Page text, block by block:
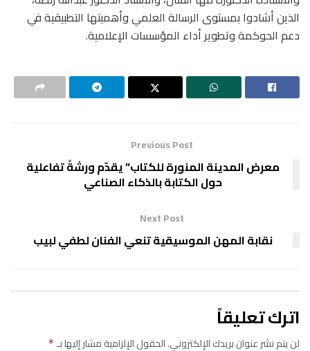
الذين أشادوا بمستوى الرسالة العلمي وأهميتها التطبيقية في
دعم الحوكمة وتطوير أداء المؤسسات الإعلامية.
Previous Post
معرض المدينة المنورة للكتاب” يقدّم ورشةً تفاعلية
حول الكتابة بالذكاء الصناعي
Next Post
نقابة المهن الموسيقية تنعي الفنان لطفي لبيب
اترك تعليقاً
لن يتم نشر عنوان بريدك الإلكتروني.الحقول الإلزامية مشار إليها بـ*